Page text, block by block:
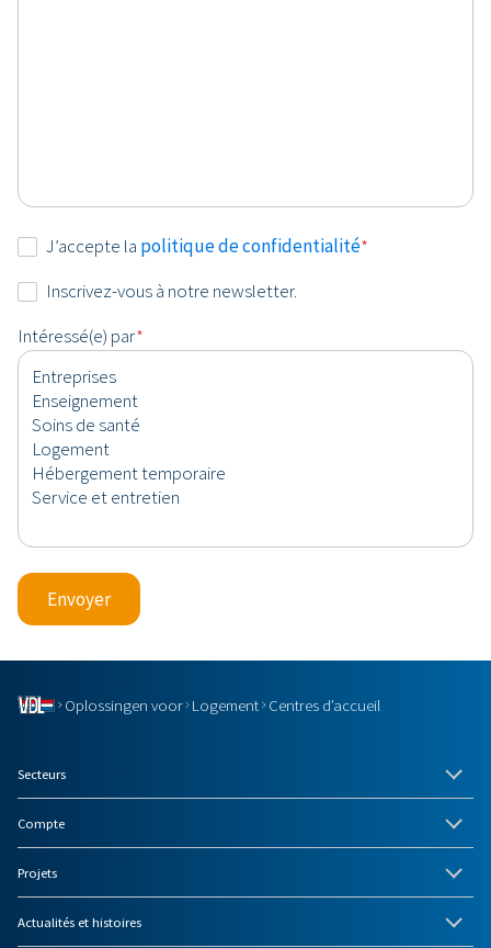
Consentement
J’accepte la politique de confidentialité*
Newsletter
Inscrivez-vous à notre newsletter.
Intéressé(e) par*
Envoyer
Oplossingen voor Logement Centres d’accueil
Secteurs
Compte
Projets
Actualités et histoires